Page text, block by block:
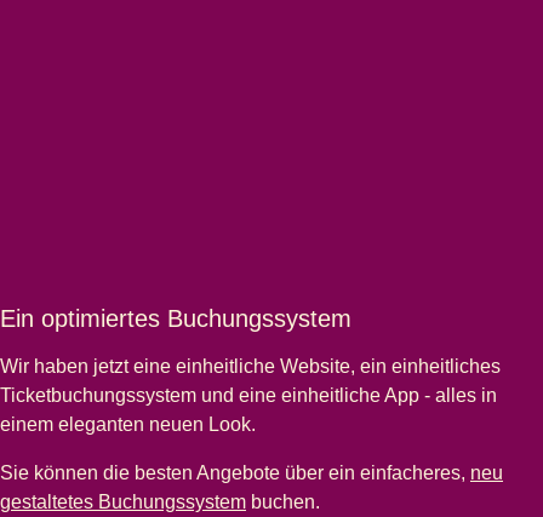
Ein optimiertes Buchungssystem
Wir haben jetzt eine einheitliche Website, ein einheitliches
Ticketbuchungssystem und eine einheitliche App - alles in
einem eleganten neuen Look.
Sie können die besten Angebote über ein einfacheres, neu
gestaltetes Buchungssystem buchen.